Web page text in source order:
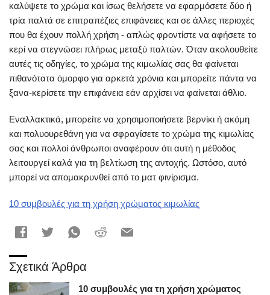
καλύψετε το χρώμα και ίσως θελήσετε να εφαρμόσετε δύο ή
τρία παλτά σε επιτραπέζιες επιφάνειες και σε άλλες περιοχές
που θα έχουν πολλή χρήση - απλώς φροντίστε να αφήσετε το
κερί να στεγνώσει πλήρως μεταξύ παλτών. Όταν ακολουθείτε
αυτές τις οδηγίες, το χρώμα της κιμωλίας σας θα φαίνεται
πιθανότατα όμορφο για αρκετά χρόνια και μπορείτε πάντα να
ξανα-κερίσετε την επιφάνεια εάν αρχίσει να φαίνεται άθλιο.
Εναλλακτικά, μπορείτε να χρησιμοποιήσετε βερνίκι ή ακόμη
και πολυουρεθάνη για να σφραγίσετε το χρώμα της κιμωλίας
σας και πολλοί άνθρωποι αναφέρουν ότι αυτή η μέθοδος
λειτουργεί καλά για τη βελτίωση της αντοχής. Ωστόσο, αυτό
μπορεί να απομακρυνθεί από το ματ φινίρισμα.
10 συμβουλές για τη χρήση χρώματος κιμωλίας
Σχετικά Άρθρα
10 συμβουλές για τη χρήση χρώματος